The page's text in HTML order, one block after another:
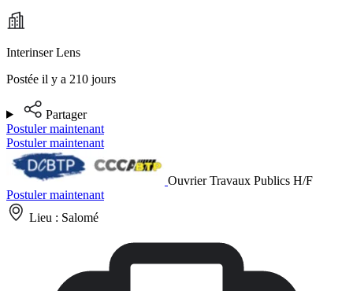
Interinser Lens
Postée il y a 210 jours
Partager
Postuler maintenant
Postuler maintenant
Ouvrier Travaux Publics H/F
Postuler maintenant
Lieu : Salomé